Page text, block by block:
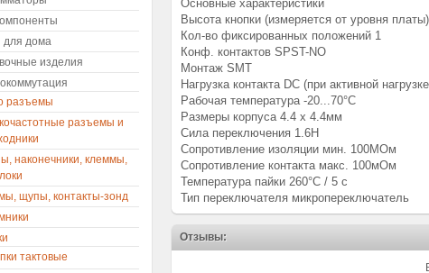
Основные характеристики
Высота кнопки (измеряется от уровня
Кол-во фиксированных положений 1
Конф. контактов SPST-NO
Монтаж SMT
Нагрузка контакта DC (при активной
Рабочая температура -20...70°C
Размеры корпуса 4.4 x 4.4мм
Сила переключения 1.6Н
Сопротивление изоляции мин. 100МОм
Сопротивление контакта макс. 100мОм
Температура пайки 260°C / 5 с
Тип переключателя микропереключатель
Отзывы:
для дома
изделия
разъемы
разъемы и
наконечники, клеммы,
щупы, контакты-зонд
тактовые